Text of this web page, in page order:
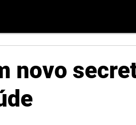
novo